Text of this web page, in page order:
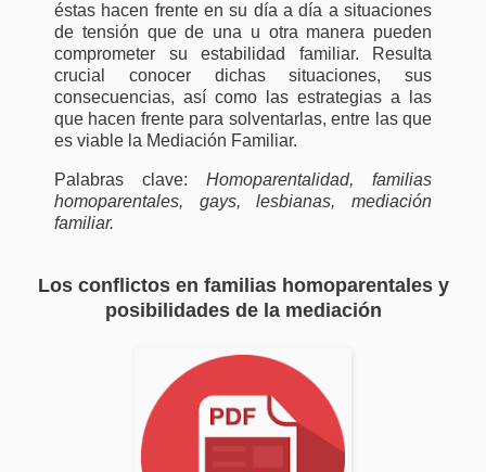
éstas hacen frente en su día a día a situaciones
de tensión que de una u otra manera pueden
comprometer su estabilidad familiar. Resulta
crucial conocer dichas situaciones, sus
consecuencias, así como las estrategias a las
que hacen frente para solventarlas, entre las que
es viable la Mediación Familiar.
Palabras clave: Homoparentalidad, familias
homoparentales, gays, lesbianas, mediación
familiar.
Los conflictos en familias homoparentales y
posibilidades de la mediación